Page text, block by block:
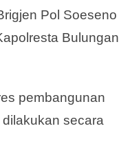
Pol Soeseno
Bulungan
pembangunan
secara